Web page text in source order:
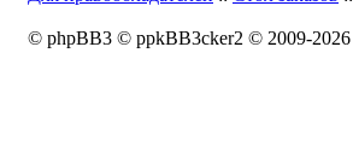
© phpBB3 © ppkBB3cker2 © 2009-2026